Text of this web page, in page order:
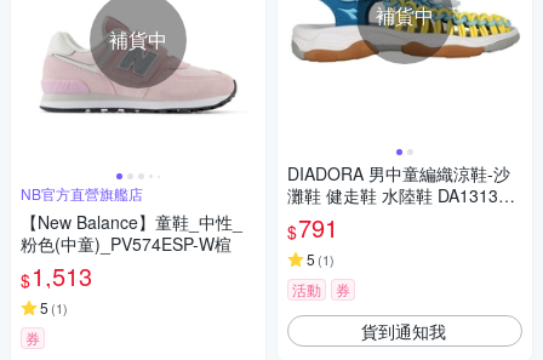
補貨中
NB官方直營旗艦店
【New Balance】童鞋_中性_
粉色(中童)_PV574ESP-W楦
$1,513
5 (1)
券
補貨中
DIADORA 男中童編織涼鞋-沙
灘鞋 健走鞋 水陸鞋 DA13136
深湖藍亮黃
$791
5 (1)
活動 券
貨到通知我